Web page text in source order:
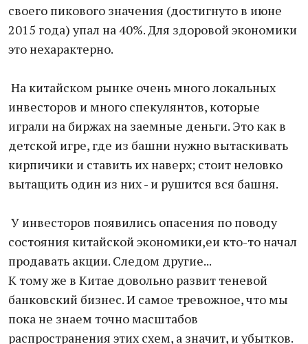
своего пикового значения (достигнуто в июне
2015 года) упал на 40%. Для здоровой экономики
это нехарактерно.
На китайском рынке очень много локальных
инвесторов и много спекулянтов, которые
играли на биржах на заемные деньги. Это как в
детской игре, где из башни нужно вытаскивать
кирпичики и ставить их наверх; стоит неловко
вытащить один из них - и рушится вся башня.
У инвесторов появились опасения по поводу
состояния китайской экономики,еи кто-то начал
продавать акции. Следом другие...
К тому же в Китае довольно развит теневой
банковский бизнес. И самое тревожное, что мы
пока не знаем точно масштабов
распространения этих схем, а значит, и убытков.